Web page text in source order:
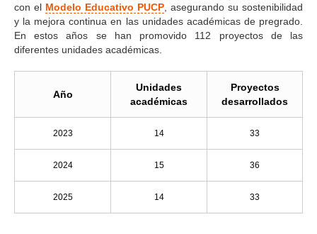
con el Modelo Educativo PUCP , asegurando su sostenibilidad
y la mejora continua en las unidades académicas de pregrado.
En estos años se han promovido 112 proyectos de las
diferentes unidades académicas.
Año
Unidades
académicas
Proyectos
desarrollados
2023 14 33
2024 15 36
2025 14 33